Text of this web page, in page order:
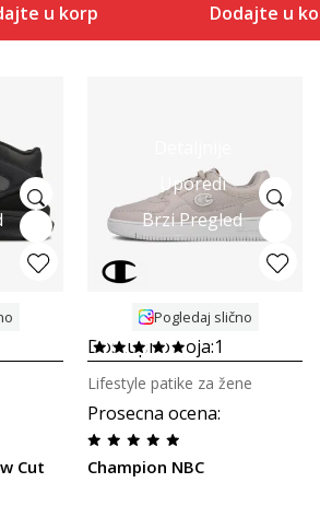
u korpu Dodajte u
Cut
Uporedi
Brzi Pregled
Pogledaj slično
Dostupno boja:1
Prosecna ocena:
Champion NBC
Lifestyle patike za žene